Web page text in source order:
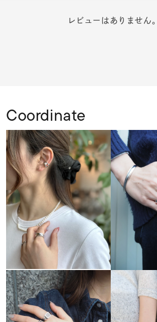
レビューはありません。
Coordinate